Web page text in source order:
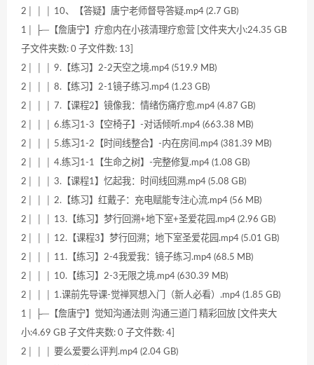
2│ │ │ 10、【答疑】唐宁老师督导答疑.mp4 (2.7 GB)
1│ ├─【詹唐宁】疗愈内在小孩清理疗愈营 [文件夹大小:24.35 GB
子文件夹数: 0 子文件数: 13]
2│ │ │ 9.【练习】2-2天空之境.mp4 (519.9 MB)
2│ │ │ 8.【练习】2-1镜子练习.mp4 (1.23 GB)
2│ │ │ 7.【课程2】镜像我：情绪伤痛疗愈.mp4 (4.87 GB)
2│ │ │ 6.练习1-3【空椅子】-对话倾听.mp4 (663.38 MB)
2│ │ │ 5.练习1-2【时间线整合】-内在房间.mp4 (381.39 MB)
2│ │ │ 4.练习1-1【生命之树】-完整修复.mp4 (1.08 GB)
2│ │ │ 3.【课程1】忆起我：时间线回溯.mp4 (5.08 GB)
2│ │ │ 2.【练习】红戴子：充电赋能专注心流.mp4 (56 MB)
2│ │ │ 13.【练习】梦行回溯+地下室+圣爱花园.mp4 (2.96 GB)
2│ │ │ 12.【课程3】梦行回溯；地下室圣爱花园.mp4 (5.01 GB)
2│ │ │ 11.【练习】2-4我爱我：镜子练习.mp4 (68.5 MB)
2│ │ │ 10.【练习】2-3无限之境.mp4 (630.39 MB)
2│ │ │ 1.课前先导课-觉禅冥想入门（新人必看）.mp4 (1.85 GB)
1│ ├─【詹唐宁】觉知沟通法则 沟通三道门 精彩回放 [文件夹大
小:4.69 GB 子文件夹数: 0 子文件数: 4]
2│ │ │ 要么爱要么评判.mp4 (2.04 GB)